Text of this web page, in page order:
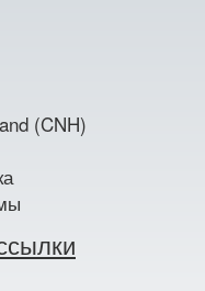
(CNH)